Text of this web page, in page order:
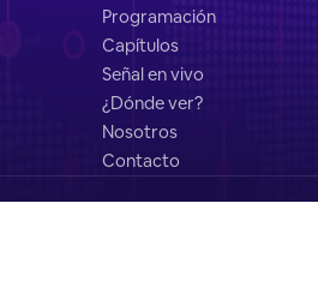
Programación
Capítulos
Señal en vivo
¿Dónde ver?
Nosotros
Contacto